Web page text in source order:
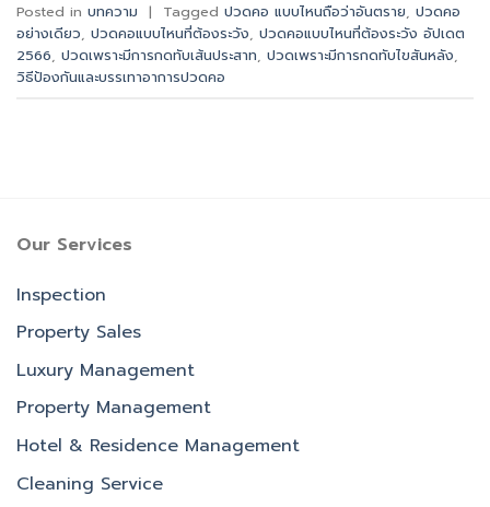
Posted in บทความ | Tagged ปวดคอ แบบไหนถือว่าอันตราย, ปวดคอ
อย่างเดียว​, ปวดคอแบบไหนที่ต้องระวัง, ปวดคอแบบไหนที่ต้องระวัง อัปเดต
2566, ปวดเพราะมีการกดทับเส้นประสาท, ปวดเพราะมีการกดทับไขสันหลัง,
วิธีป้องกันและบรรเทาอาการปวดคอ
Our Services
Inspection
Property Sales
Luxury Management
Property Management
Hotel & Residence Management
Cleaning Service